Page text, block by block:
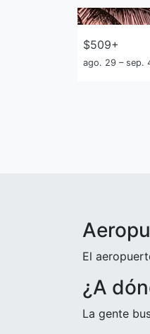
$509+
ago. 29 – sep.
El
¿A
La gente